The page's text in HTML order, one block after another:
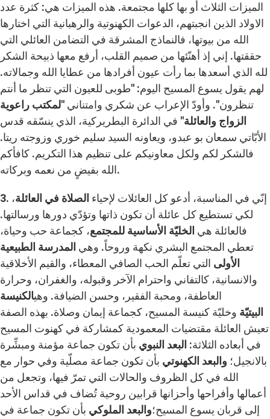
الميزات الثلاث أو بها كلها مجتمعة. هذه الميزات هي: كثرة عدد
الاولاد الذين انجبتهم، الدعوات الكهنوتية والرهبانية التي اختارها
الله من بيوتها، فالنماذج المشرقة في التضامن العائلي التي
حققتها. إني إذ أهنّئها من صميم القلب، أرفع معها ذبيحة الشكر
لله الذي أسعدها بما رأت عيون أفرادها من عطايا الله وجمالاته.
لهم يقول يسوع المسيح اليوم: "طوبى للعيون التي تنظر ما أنتم
تنظرون". وأودّ الإعراب عن شكري وامتناني "لمكتب راعوية
الزواج والعائلة" في الدائرة البطريركية، الذي ينسّقه قدس
الأبّاتي سمعان بو عبدو، ويعاونه السيد سليم خوري وزوجته ريتا.
فالشكر لكم ولكل معاونيكم على تنظيم هذا التكريم. كافأكم
الله بفيضٍ من نعمه وبركاته.
3. إنّي في المناسبة، أدعو كل العائلات لإحياء الصلاة في العائلة،
لكي تستطيع كل عائلة أن تكون ذاتها وتؤدّي دورها ورسالتها.
فالعائلة هي الخليّة الأساسية للمجتمع، كجماعة حب وحياة،
تعطي المجتمع البشري نكهة وروحاً. وهي المدرسة الطبيعية
الأولى التي تعلّم الحب الصافي المعطاء، والقيم الأخلاقية
والانسانية، كالتفاني واحترام الآخر وقبوله، والغفران، وحرارة
العاطفة، ومحبة الفقير، وحسن الضيافة. وهيالكنيسة
البيتيّة وخليّة كنيسة المسيح، كجماعة إيمان وصلاة. بهذه الصفة
تعيش العائلة مقتضيات المعمودية كمشاركة في كهنوت المسيح
في أبعاده الثلاثة: البعد النبوي بأن تكون جماعة مؤمنة ومبشِّرة
بالانجيل؛ والبعد الكهنوتي بأن تكون جماعة مصلّية وفي حوار مع
الله في كل الظروف والحالات التي تمرّ فيها، وتجعل من
أعمالها وأفراحها وأحزانها قرابين روحية تُضاف في قداس الأحد
إلى قربان يسوع المسيح؛والبعد الملوكي بأن تكون جماعة في